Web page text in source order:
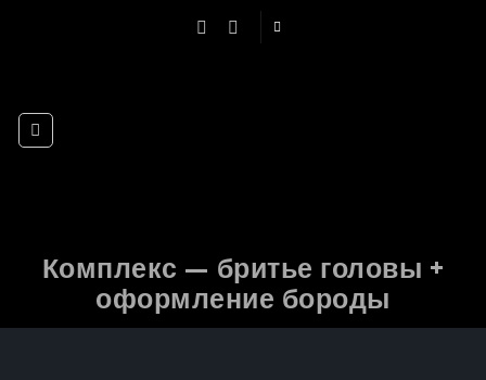
Комплекс — бритье головы +
оформление бороды